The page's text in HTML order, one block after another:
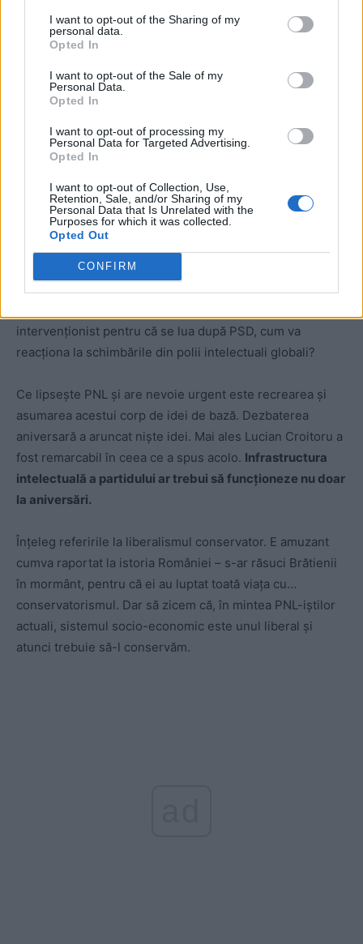
I want to opt-out of the Sharing of my
personal data.
Opted In
I want to opt-out of the Sale of my
Personal Data.
Opted In
I want to opt-out of processing my
Personal Data for Targeted Advertising.
Opted In
I want to opt-out of Collection, Use,
Retention, Sale, and/or Sharing of my
Personal Data that Is Unrelated with the
Purposes for which it was collected.
Opted Out
CONFIRM
ad
Nu suntem într-o epocă în care liberalismul este la modă.
haotic) în centrul dezbaterii. Agresiunea comercială a
Chinei îndeamnă la închidere pentru a proteja
intervenționist pentru că se lua după PSD, cum va
reacționa la schimbările din polii intelectuali globali?
Ce lipsește PNL și are nevoie urgent este recrearea și
asumarea acestui corp de idei de bază. Dezbaterea
aniversară a aruncat niște idei. Mai ales Lucian Croitoru a
fost remarcabil în ceea ce a spus acolo. Infrastructura
intelectuală a partidului ar trebui să funcționeze nu doar
la aniversări.
Înțeleg referirile la liberalismul conservator. E amuzant
cumva raportat la istoria României – s-ar răsuci Brătienii
în mormânt, pentru că ei au luptat toată viața cu…
conservatorismul. Dar să zicem că, în mintea PNL-iștilor
actuali, sistemul socio-economic este unul liberal și
atunci trebuie să-l conservăm.